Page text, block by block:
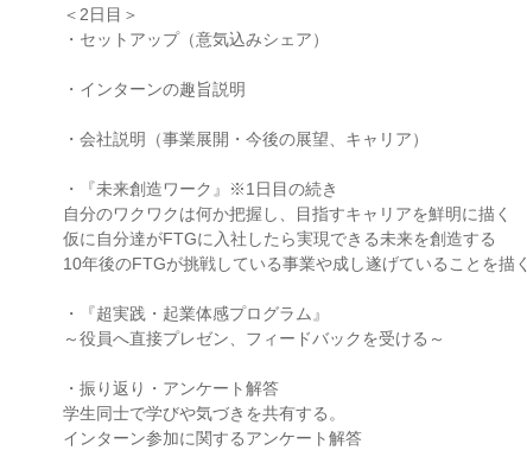
＜2日目＞
・セットアップ（意気込みシェア）
・インターンの趣旨説明
・会社説明（事業展開・今後の展望、キャリア）
・『未来創造ワーク』※1日目の続き
自分のワクワクは何か把握し、目指すキャリアを鮮明に描く
仮に自分達がFTGに入社したら実現できる未来を創造する
10年後のFTGが挑戦している事業や成し遂げていることを描く
・『超実践・起業体感プログラム』
～役員へ直接プレゼン、フィードバックを受ける～
・振り返り・アンケート解答
学生同士で学びや気づきを共有する。
インターン参加に関するアンケート解答